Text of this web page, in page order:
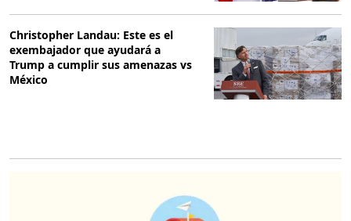
Christopher Landau: Este es el
exembajador que ayudará a
Trump a cumplir sus amenazas vs
México